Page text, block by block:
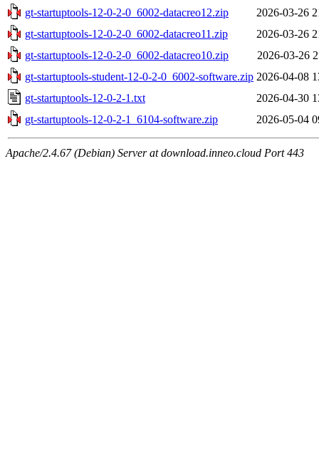
gt-startuptools-12-0-2-0_6002-datacreo12.zip
2026-03-26
gt-startuptools-12-0-2-0_6002-datacreo11.zip
2026-03-26
gt-startuptools-12-0-2-0_6002-datacreo10.zip
2026-03-26
gt-startuptools-student-12-0-2-0_6002-software.zip 2026-04-08
gt-startuptools-12-0-2-1.txt
2026-04-30
gt-startuptools-12-0-2-1_6104-software.zip
2026-05-04
Apache/2.4.67 (Debian) Server at download.inneo.cloud Port 443